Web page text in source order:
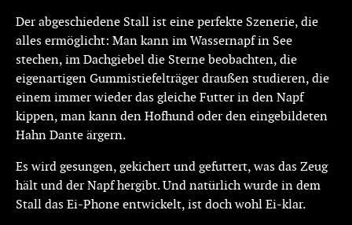
Der abgeschiedene Stall ist eine perfekte Szenerie, die
alles ermöglicht: Man kann im Wassernapf in See
stechen, im Dachgiebel die Sterne beobachten, die
eigenartigen Gummistiefelträger draußen studieren, die
einem immer wieder das gleiche Futter in den Napf
kippen, man kann den Hofhund oder den eingebildeten
Hahn Dante ärgern.
Es wird gesungen, gekichert und gefuttert, was das Zeug
hält und der Napf hergibt. Und natürlich wurde in dem
Stall das Ei-Phone entwickelt, ist doch wohl Ei-klar.